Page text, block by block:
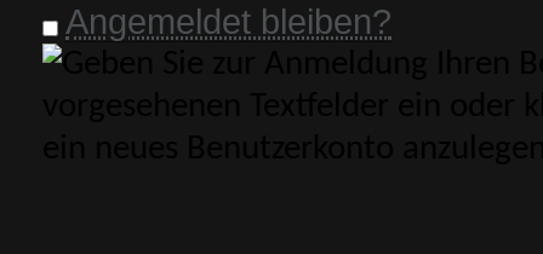
Angemeldet bleiben?